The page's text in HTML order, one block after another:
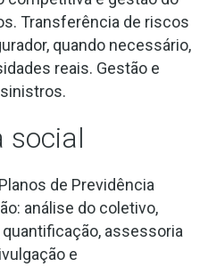
Transferência de riscos
quando necessário,
reais. Gestão e
social
de Previdência
análise do coletivo,
assessoria
e